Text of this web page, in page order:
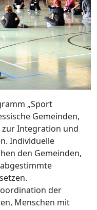
„Sport
Gemeinden,
zur Integration und
Individuelle
den Gemeinden,
der
Menschen mit